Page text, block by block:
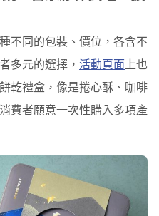
不同的包裝、價位，各含不
多元的選擇， 活動頁面上也
乾禮盒 ，像是捲心酥、咖啡
費者願意一次性購入多項產